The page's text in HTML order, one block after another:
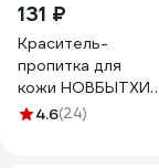
131 ₽
Краситель-
пропитка для
кожи
Карат,
4.6(24)